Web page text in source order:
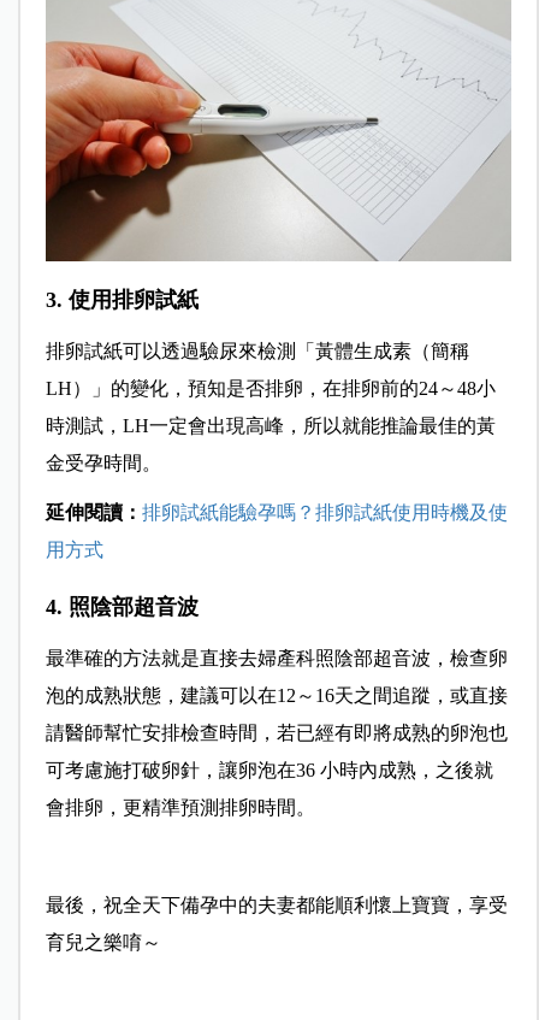
3. 使用排卵試紙
排卵試紙可以透過驗尿來檢測「黃體生成素（簡稱
LH）」的變化，預知是否排卵，在排卵前的24～48小
時測試，LH一定會出現高峰，所以就能推論最佳的黃
金受孕時間。
延伸閱讀： 排卵試紙能驗孕嗎？排卵試紙使用時機及使
用方式
4. 照陰部超音波
最準確的方法就是直接去婦產科照陰部超音波，檢查卵
泡的成熟狀態，建議可以在12～16天之間追蹤，或直接
請醫師幫忙安排檢查時間，若已經有即將成熟的卵泡也
可考慮施打破卵針，讓卵泡在36 小時內成熟，之後就
會排卵，更精準預測排卵時間。
最後，祝全天下備孕中的夫妻都能順利懷上寶寶，享受
育兒之樂唷～